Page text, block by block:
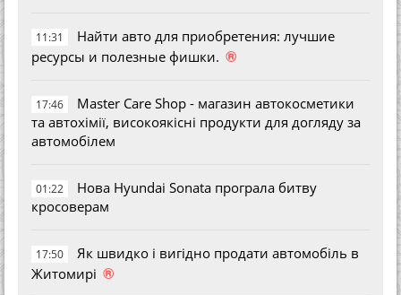
11:31
Найти авто для приобретения: лучшие
ресурсы и полезные фишки. ®
17:46
Master Care Shop - магазин автокосметики
та автохімії, високоякісні продукти для догляду за
автомобілем
01:22
Нова Hyundai Sonata програла битву
кросоверам
17:50
Як швидко і вигідно продати автомобіль в
Житомирі ®